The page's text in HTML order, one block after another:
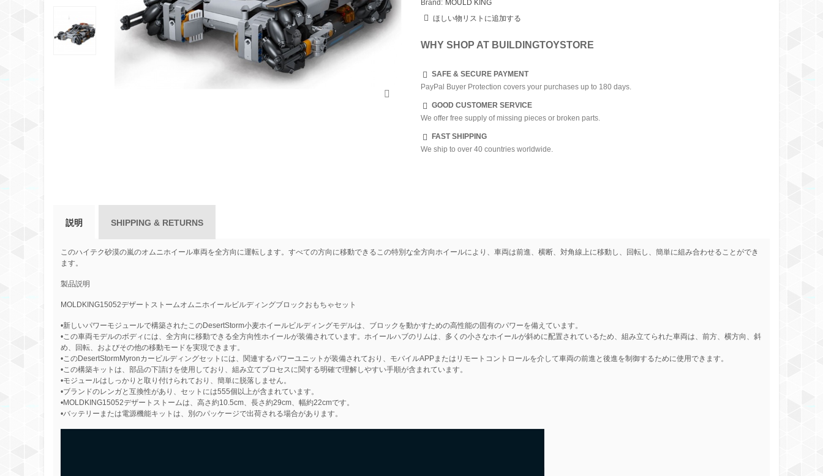
Brand: MOULD KING
ほしい物リストに追加する
WHY SHOP AT BUILDINGTOYSTORE
SAFE & SECURE PAYMENT
PayPal Buyer Protection covers your purchases up to 180 days.
GOOD CUSTOMER SERVICE
We offer free supply of missing pieces or broken parts.
FAST SHIPPING
We ship to over 40 countries worldwide.
説明 SHIPPING & RETURNS
このハイテク砂漠の嵐のオムニホイール車両を全方向に運転します。すべての方向に移動できるこの特別な全方向ホイールにより、車両は前進、横断、対角線上に移動し、回転し、簡単に組み合わせることができ
ます。
製品説明
MOLDKING15052デザートストームオムニホイールビルディングブロックおもちゃセット
•新しいパワーモジュールで構築されたこのDesertStorm小麦ホイールビルディングモデルは、ブロックを動かすための高性能の固有のパワーを備えています。
•この車両モデルのボディには、全方向に移動できる全方向性ホイールが装備されています。ホイールハブのリムは、多くの小さなホイールが斜めに配置されているため、組み立てられた車両は、前方、横方向、斜
め、回転、およびその他の移動モードを実現できます。
•このDesertStormMyronカービルディングセットには、関連するパワーユニットが装備されており、モバイルAPPまたはリモートコントロールを介して車両の前進と後進を制御するために使用できます。
•この構築キットは、部品の下請けを使用しており、組み立てプロセスに関する明確で理解しやすい手順が含まれています。
•モジュールはしっかりと取り付けられており、簡単に脱落しません。
•ブランドのレンガと互換性があり、セットには555個以上が含まれています。
•MOLDKING15052デザートストームは、高さ約10.5cm、長さ約29cm、幅約22cmです。
•バッテリーまたは電源機能キットは、別のパッケージで出荷される場合があります。